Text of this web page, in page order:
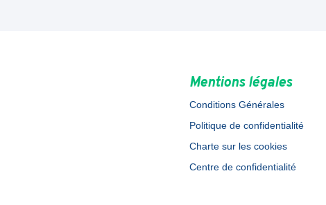
Mentions légales
Conditions Générales
Politique de confidentialité
Charte sur les cookies
Centre de confidentialité